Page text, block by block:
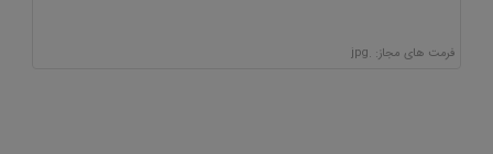
فرمت های مجاز: .jpg